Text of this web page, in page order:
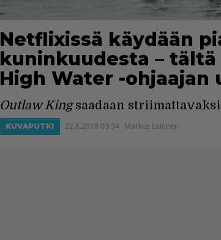
Netflixissä käydään
kuninkuudesta –
High Water -ohjaajan
Outlaw Kingsaadaan striimattavaksi
KUVAPUTKI 22.8.2018 03:34 Markus Laitinen